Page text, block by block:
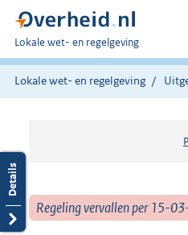
U
bent
hier:
Lokale wet- en regelgeving
Lokale wet- en regelgeving
Regeling vervallen per 15-